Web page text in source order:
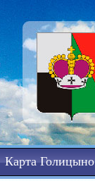
Карта Голицыно